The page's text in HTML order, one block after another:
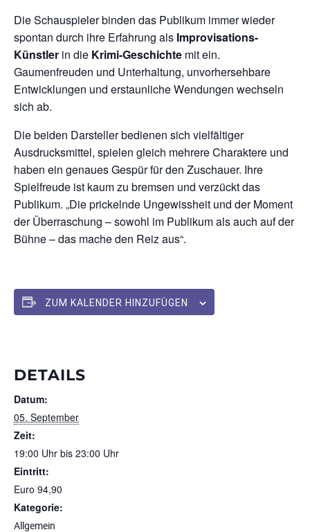
Die Schauspieler binden das Publikum immer wieder
spontan durch ihre Erfahrung als Improvisations-
Künstler in die Krimi-Geschichte mit ein.
Gaumenfreuden und Unterhaltung, unvorhersehbare
Entwicklungen und erstaunliche Wendungen wechseln
sich ab.
Die beiden Darsteller bedienen sich vielfältiger
Ausdrucksmittel, spielen gleich mehrere Charaktere und
haben ein genaues Gespür für den Zuschauer. Ihre
Spielfreude ist kaum zu bremsen und verzückt das
Publikum. „Die prickelnde Ungewissheit und der Moment
der Überraschung – sowohl im Publikum als auch auf der
Bühne – das mache den Reiz aus“.
ZUM KALENDER HINZUFÜGEN
DETAILS
Datum:
05. September
Zeit:
19:00 Uhr bis 23:00 Uhr
Eintritt:
Euro 94,90
Kategorie:
Allgemein